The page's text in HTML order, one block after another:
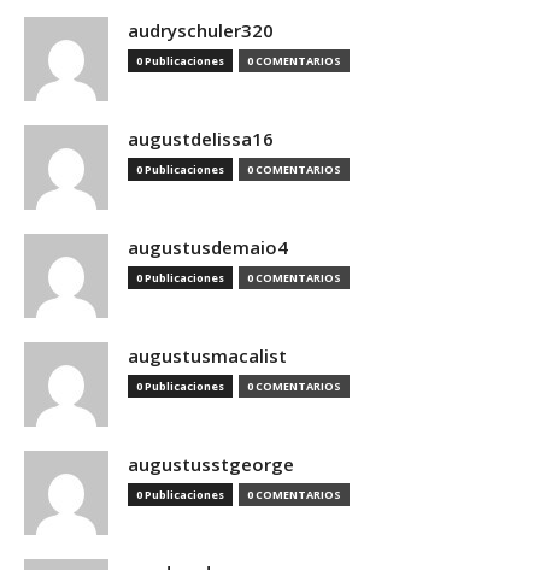
audryschuler320
0 Publicaciones 0 COMENTARIOS
augustdelissa16
0 Publicaciones 0 COMENTARIOS
augustusdemaio4
0 Publicaciones 0 COMENTARIOS
augustusmacalist
0 Publicaciones 0 COMENTARIOS
augustusstgeorge
0 Publicaciones 0 COMENTARIOS